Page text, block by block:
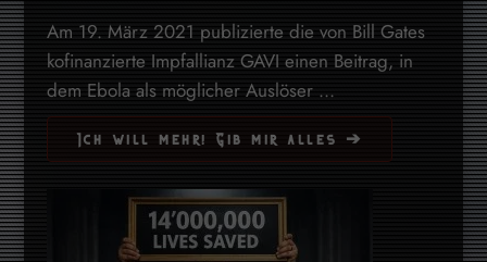
Am 19. März 2021 publizierte die von Bill Gates
kofinanzierte Impfallianz GAVI einen Beitrag, in
dem Ebola als möglicher Auslöser ...
Ich will mehr! Gib mir alles ➔